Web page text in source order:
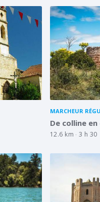
MARCHEUR
De colline
12.6 km 3 h 30